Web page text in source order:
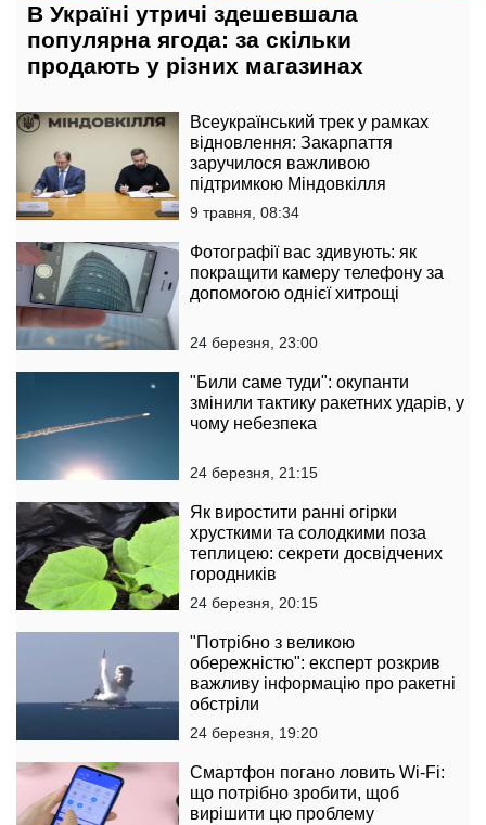
В Україні утричі здешевшала
популярна ягода: за скільки
продають у різних магазинах
Всеукраїнський трек у рамках
відновлення: Закарпаття
заручилося важливою
підтримкою Міндовкілля
9 травня, 08:34
Фотографії вас здивують: як
покращити камеру телефону за
допомогою однієї хитрощі
24 березня, 23:00
"Били саме туди": окупанти
змінили тактику ракетних ударів, у
чому небезпека
24 березня, 21:15
Як виростити ранні огірки
хрусткими та солодкими поза
теплицею: секрети досвідчених
городників
24 березня, 20:15
"Потрібно з великою
обережністю": експерт розкрив
важливу інформацію про ракетні
обстріли
24 березня, 19:20
Смартфон погано ловить Wi-Fi:
що потрібно зробити, щоб
вирішити цю проблему